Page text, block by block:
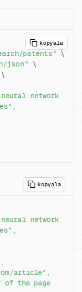
kopyala
patents"
\
json"
\
\
kopyala
network
,
,
article" ,
of the page